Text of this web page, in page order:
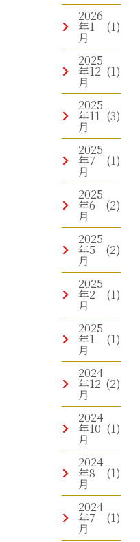
2026
年1
月
(1)
2025
年12
月
(1)
2025
年11
月
(3)
2025
年7
月
(1)
2025
年6
月
(2)
2025
年5
月
(2)
2025
年2
月
(1)
2025
年1
月
(1)
2024
年12
月
(2)
2024
年10
月
(1)
2024
年8
月
(1)
2024
年7
月
(1)